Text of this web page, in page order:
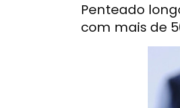
Penteado
com mais de